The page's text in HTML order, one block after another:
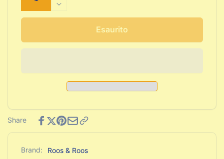
quantità
per
EDP
100
Oud
Vibration
Diminuisci
quantità
Profumo
Roos
EDP
ml
Oud
Vibration
Esaurito
Share
Brand:
Roos & Roos